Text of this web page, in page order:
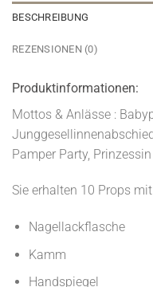
BESCHREIBUNG
REZENSIONEN (0)
Produktinformationen:
Mottos & Anlässe :
Pamper Party, Prinzessin
Sie erhalten 10 Props
Nagellackflasche
Kamm
Handspiegel